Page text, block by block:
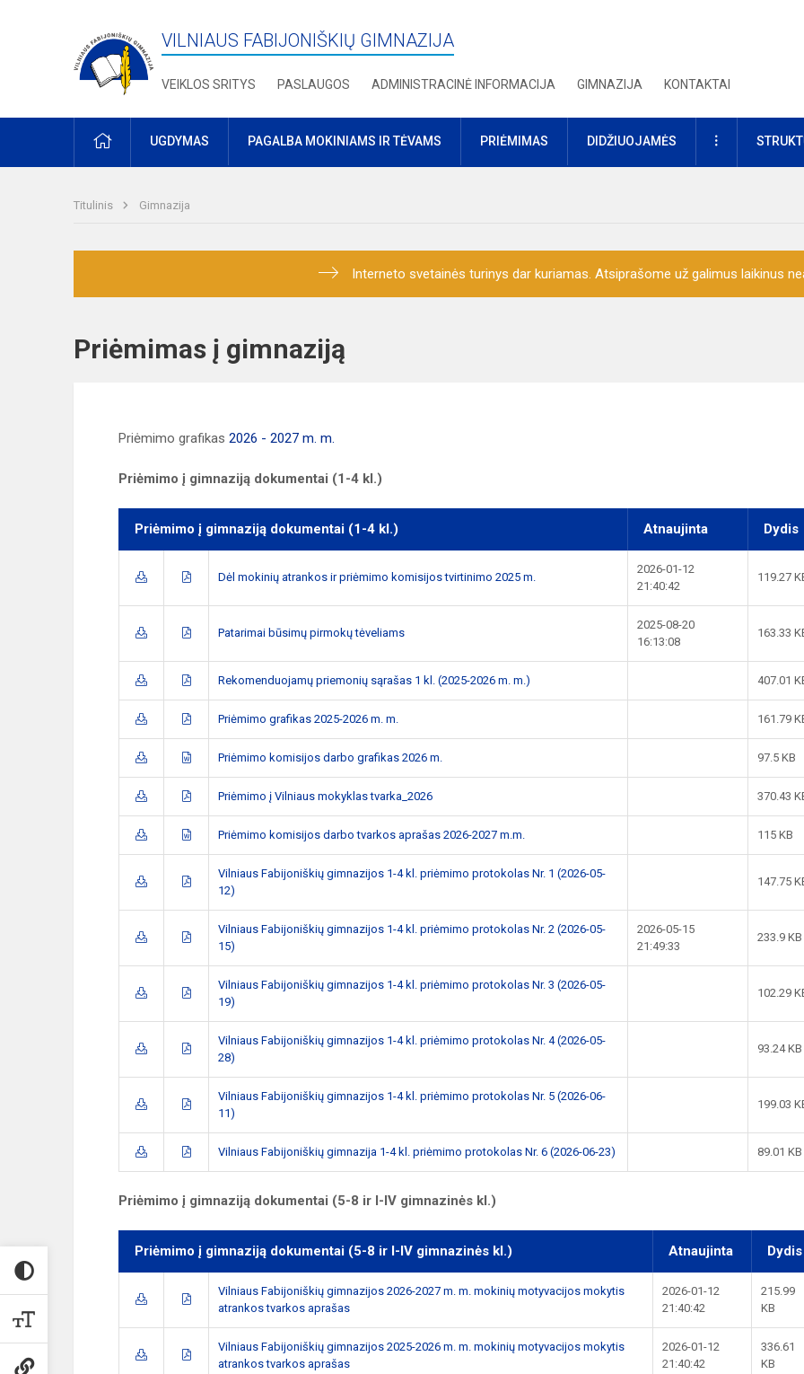
VILNIAUS FABIJONIŠKIŲ GIMNAZIJA
VEIKLOS SRITYS PASLAUGOS ADMINISTRACINĖ INFORMACIJA GIMNAZIJA KONTAKTAI
PRADŽIAUGDYMAS PAGALBA MOKINIAMS IR TĖVAMS PRIĖMIMAS DIDŽIUOJAMĖS DAUGIAU
Titulinis Gimnazija
Interneto svetainės turinys dar kuriamas. Atsiprašome už galimus laikinus
Priėmimas į gimnaziją
Priėmimo grafikas 2026 - 2027 m. m.
Priėmimo į gimnaziją dokumentai (1-4 kl.)
Priėmimo į gimnaziją dokumentai (1-4 kl.) Atnaujinta Dydis
Dėl mokinių atrankos ir priėmimo komisijos tvirtinimo 2025 m.
2026-01-12
21:40:42
119.27
Patarimai būsimų pirmokų tėveliams
2025-08-20
16:13:08
163.33
Rekomenduojamų priemonių sąrašas 1 kl. (2025-2026 m. m.) 407.01
Priėmimo grafikas 2025-2026 m. m. 161.79
Priėmimo komisijos darbo grafikas 2026 m. 97.5 KB
Priėmimo į Vilniaus mokyklas tvarka_2026 370.43
Priėmimo komisijos darbo tvarkos aprašas 2026-2027 m.m. 115 KB
Vilniaus Fabijoniškių gimnazijos 1-4 kl. priėmimo protokolas Nr. 1 (2026-05-
12)
147.75
Vilniaus Fabijoniškių gimnazijos 1-4 kl. priėmimo protokolas Nr. 2 (2026-05-
15)
2026-05-15
21:49:33
233.9 KB
Vilniaus Fabijoniškių gimnazijos 1-4 kl. priėmimo protokolas Nr. 3 (2026-05-
19)
102.29
Vilniaus Fabijoniškių gimnazijos 1-4 kl. priėmimo protokolas Nr. 4 (2026-05-
28)
93.24 KB
Vilniaus Fabijoniškių gimnazijos 1-4 kl. priėmimo protokolas Nr. 5 (2026-06-
11)
199.03
Vilniaus Fabijoniškių gimnazija 1-4 kl. priėmimo protokolas Nr. 6 (2026-06-23) 89.01 KB
Priėmimo į gimnaziją dokumentai (5-8 ir I-IV gimnazinės kl.)
Priėmimo į gimnaziją dokumentai (5-8 ir I-IV gimnazinės kl.) Atnaujinta Dydis
Vilniaus Fabijoniškių gimnazijos 2026-2027 m. m. mokinių motyvacijos mokytis
atrankos tvarkos aprašas
2026-01-12
21:40:42
215.99
KB
Vilniaus Fabijoniškių gimnazijos 2025-2026 m. m. mokinių motyvacijos mokytis
atrankos tvarkos aprašas
2026-01-12
21:40:42
336.61
KB